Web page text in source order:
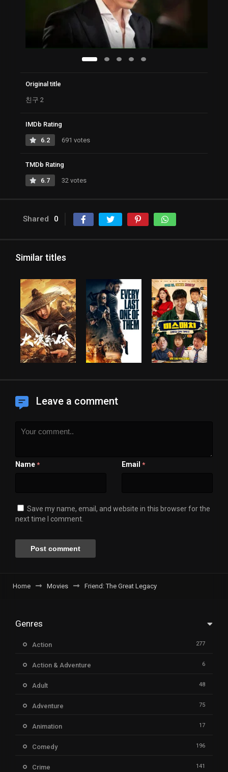
Original title
친구 2
IMDb Rating
6.2 691 votes
TMDb Rating
6.7 32 votes
Shared 0
Similar titles
Leave a comment
Name * Email *
Save my name, email, and website in this browser for the
next time I comment.
Home Movies Friend: The Great Legacy
Genres
Action 277
Action & Adventure 6
Adult 48
Adventure 75
Animation 17
Comedy 196
Crime 141